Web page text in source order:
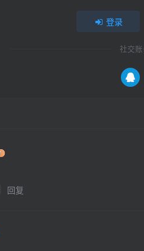
登录
社交
回复